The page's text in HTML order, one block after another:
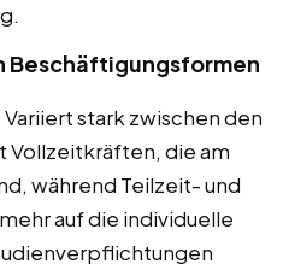
Beschäftigungsformen
Variiert stark zwischen den
die am
während Teilzeit- und
auf die individuelle